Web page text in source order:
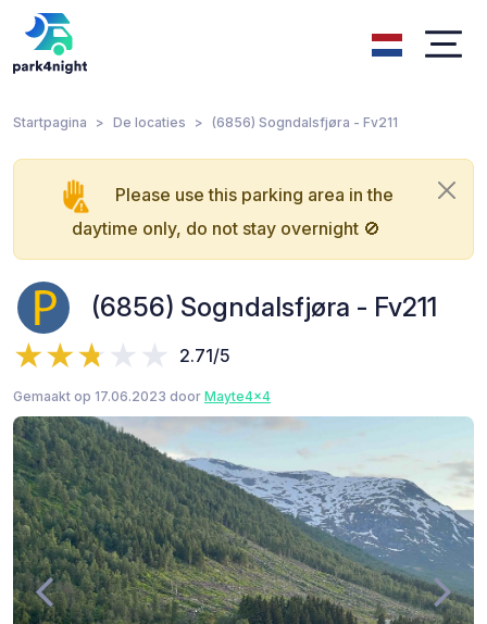
Startpagina De locaties (6856) Sogndalsfjøra - Fv211
Please use this parking area in the
daytime only, do not stay overnight 🚫
(6856) Sogndalsfjøra - Fv211
2.71/5
Gemaakt op 17.06.2023 door Mayte4x4